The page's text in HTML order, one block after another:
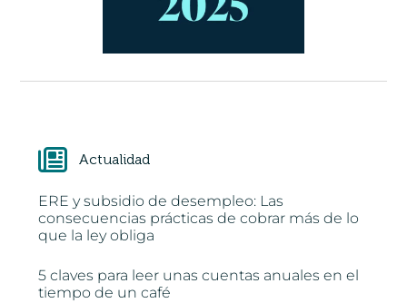
Actualidad
ERE y subsidio de desempleo: Las
consecuencias prácticas de cobrar más de lo
que la ley obliga
5 claves para leer unas cuentas anuales en el
tiempo de un café